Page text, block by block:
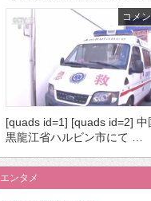
コメ
[quads id=1] [quads id=2] 中
黒龍江省ハルビン市にて …
エンタメ